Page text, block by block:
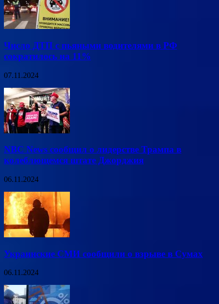
Число ДТП с пьяными водителями в РФ
сократилось на 11%
07.11.2024
NBC News сообщил о лидерстве Трампа в
колеблющемся штате Джорджия
06.11.2024
Украинские СМИ сообщили о взрыве в Сумах
06.11.2024